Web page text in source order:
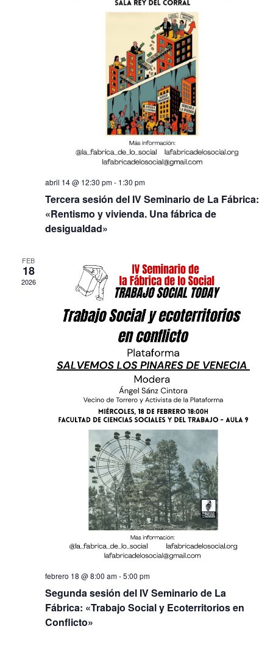
abril 14 @ 12:30 pm- 1:30 pm
Tercera sesión del IV Seminario de La Fábrica:
«Rentismo y vivienda. Una fábrica de
desigualdad»
FEB
18
2026
febrero 18 @ 8:00 am-5:00 pm
Segunda sesión del IV Seminario de La
Fábrica: «Trabajo Social y Ecoterritorios en
Conflicto»